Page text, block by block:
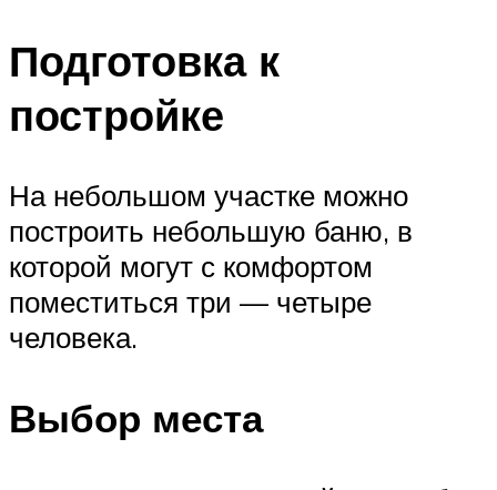
Подготовка к
постройке
На небольшом участке можно
построить небольшую баню, в
которой могут с комфортом
поместиться три — четыре
человека.
Выбор места